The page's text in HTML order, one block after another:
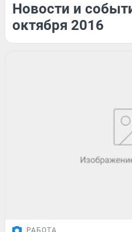
Новости и
октября 2016
РАБОТА